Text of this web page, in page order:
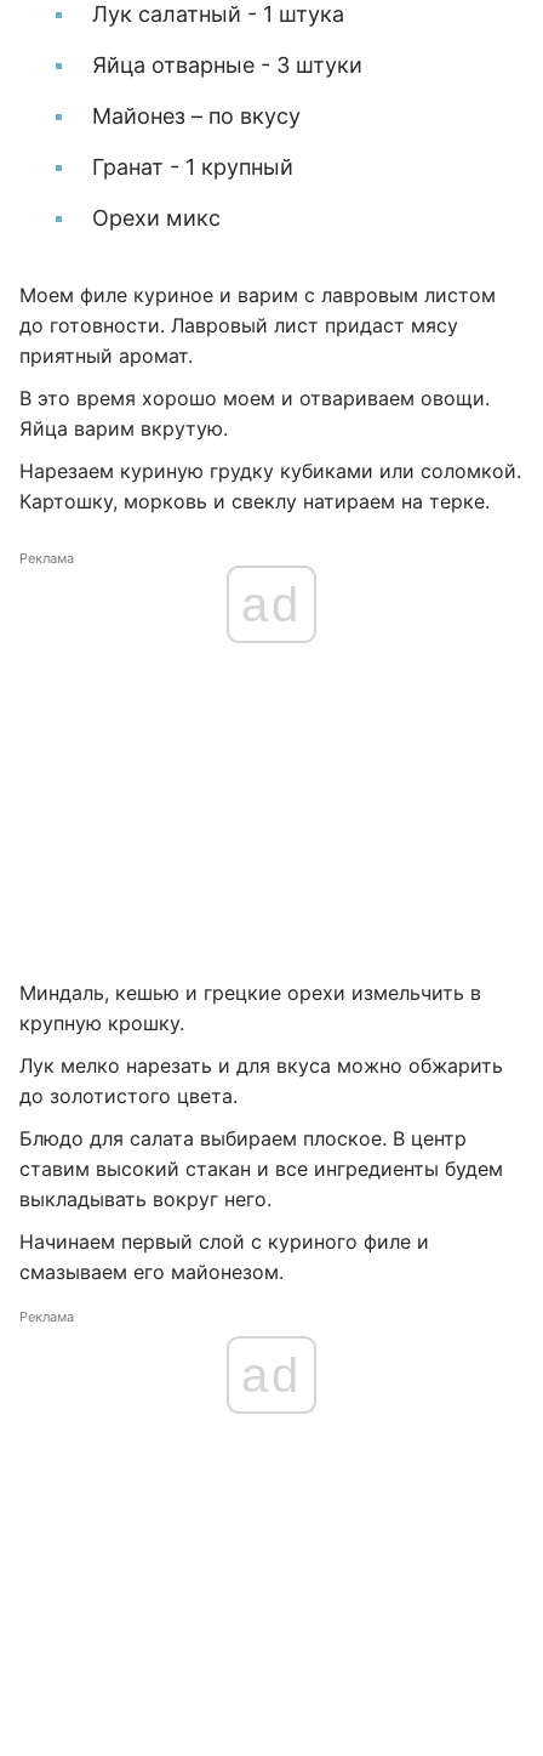
Лук салатный - 1 штука
Яйца отварные - 3 штуки
Майонез – по вкусу
Гранат - 1 крупный
Орехи микс
Моем филе куриное и варим с лавровым листом
до готовности. Лавровый лист придаст мясу
приятный аромат.
В это время хорошо моем и отвариваем овощи.
Яйца варим вкрутую.
Нарезаем куриную грудку кубиками или соломкой.
Картошку, морковь и свеклу натираем на терке.
Реклама
ad
Миндаль, кешью и грецкие орехи измельчить в
крупную крошку.
Лук мелко нарезать и для вкуса можно обжарить
до золотистого цвета.
Блюдо для салата выбираем плоское. В центр
ставим высокий стакан и все ингредиенты будем
выкладывать вокруг него.
Начинаем первый слой с куриного филе и
смазываем его майонезом.
Реклама
ad